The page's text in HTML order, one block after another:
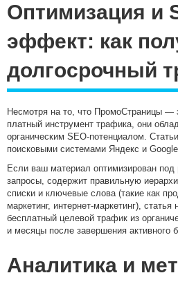
Оптимизация и
эффект: как
долгосрочный
Несмотря на то, что ПромоСтраницы —
платный инструмент трафика, они
органическим SEO-потенциалом.
поисковыми системами Яндекс и
Если ваш материал оптимизирован под
запросы, содержит правильную
списки и ключевые слова (такие как
маркетинг, интернет-маркетинг),
бесплатный целевой трафик из
и месяцы после завершения активного
Аналитика и